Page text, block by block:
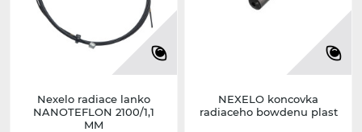
Nexelo radiace lanko
NANOTEFLON 2100/1,1
MM
NEXELO koncovka
radiaceho bowdenu plast